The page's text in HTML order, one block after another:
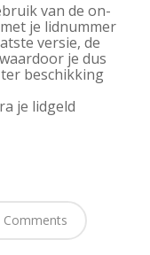
van de on-
je lidnummer
versie, de
je dus
beschikking
je lidgeld
Comments